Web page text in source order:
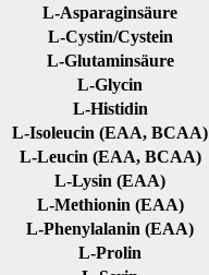
L-Asparaginsäure
L-Cystin/Cystein
L-Glutaminsäure
L-Glycin
L-Histidin
L-Isoleucin (EAA, BCAA)
L-Leucin (EAA, BCAA)
L-Lysin (EAA)
L-Methionin (EAA)
L-Phenylalanin (EAA)
L-Prolin